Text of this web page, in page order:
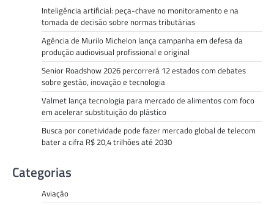
Inteligência artificial: peça-chave no monitoramento e na
tomada de decisão sobre normas tributárias
Agência de Murilo Michelon lança campanha em defesa da
produção audiovisual profissional e original
Senior Roadshow 2026 percorrerá 12 estados com debates
sobre gestão, inovação e tecnologia
Valmet lança tecnologia para mercado de alimentos com foco
em acelerar substituição do plástico
Busca por conetividade pode fazer mercado global de telecom
bater a cifra R$ 20,4 trilhões até 2030
Categorias
Aviação